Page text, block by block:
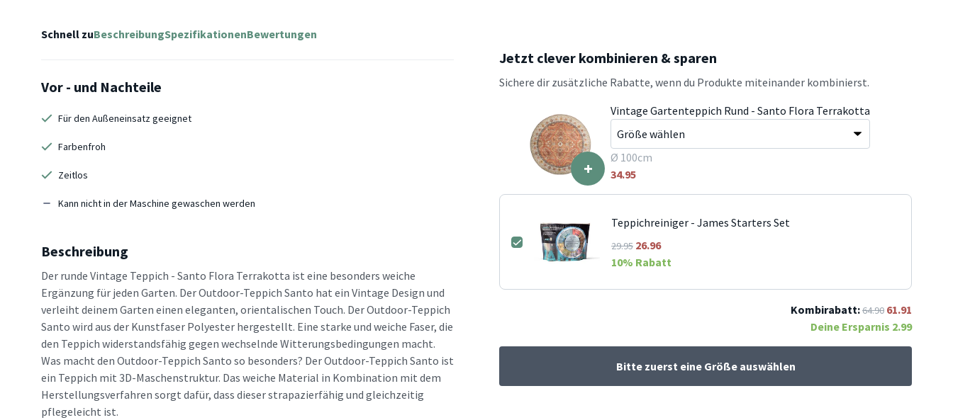
Schnell zuBeschreibungSpezifikationenBewertungen
Vor - und Nachteile
Für den Außeneinsatz geeignet
Farbenfroh
Zeitlos
Kann nicht in der Maschine gewaschen werden
Beschreibung
Der runde Vintage Teppich - Santo Flora Terrakotta ist eine besonders weiche
Ergänzung für jeden Garten. Der Outdoor-Teppich Santo hat ein Vintage Design und
verleiht deinem Garten einen eleganten, orientalischen Touch. Der Outdoor-Teppich
Santo wird aus der Kunstfaser Polyester hergestellt. Eine starke und weiche Faser, die
den Teppich widerstandsfähig gegen wechselnde Witterungsbedingungen macht.
Was macht den Outdoor-Teppich Santo so besonders? Der Outdoor-Teppich Santo ist
ein Teppich mit 3D-Maschenstruktur. Das weiche Material in Kombination mit dem
Herstellungsverfahren sorgt dafür, dass dieser strapazierfähig und gleichzeitig
pflegeleicht ist.
Jetzt clever kombinieren & sparen
Sichere dir zusätzliche Rabatte, wenn du Produkte miteinander kombinierst.
+
Vintage Gartenteppich Rund - Santo Flora Terrakotta
Ø 100cm
34.95
Teppichreiniger - James Starters Set
29.95 26.96
10% Rabatt
Kombirabatt:64.90 61.91
Deine Ersparnis 2.99
Bitte zuerst eine Größe auswählen